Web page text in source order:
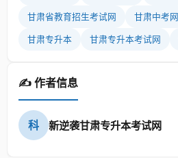
甘肃省教育招生考试网 甘肃中考网
甘肃专升本 甘肃专升本考试网
✍️ 作者信息
科 新逆袭甘肃专升本考试网